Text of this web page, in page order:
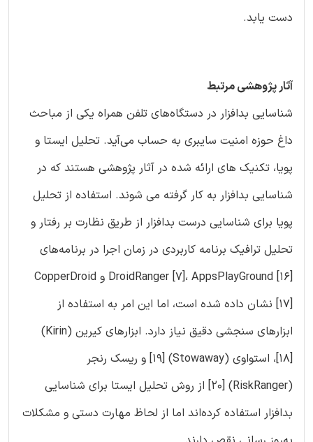
دست یابد.
آثار پژوهشی مرتبط
شناسایی بدافزار در دستگاه‌های تلفن همراه یکی از مباحث
داغ حوزه امنیت سایبری به حساب می‌آید. تحلیل ایستا و
پویا، تکنیک های ارائه شده در آثار پژوهشی هستند که در
شناسایی بدافزار به کار گرفته می شوند. استفاده از تحلیل
پویا برای شناسایی درست بدافزار از طریق نظارت بر رفتار و
تحلیل ترافیک برنامه کاربردی در زمان اجرا در برنامه‌های
DroidRanger [7]، AppsPlayGround [16] و CopperDroid
[17] نشان ‌داده شده ‌است، اما این امر به استفاده از
ابزارهای سنجشی دقیق نیاز دارد. ابزارهای کیرین (Kirin)
[18]، استواوی (Stowaway) [19] و ریسک رنجر
(RiskRanger) [20] از روش تحلیل ایستا برای شناسایی
بدافزار استفاده کرده‌اند اما از لحاظ مهارت دستی و مشکلات